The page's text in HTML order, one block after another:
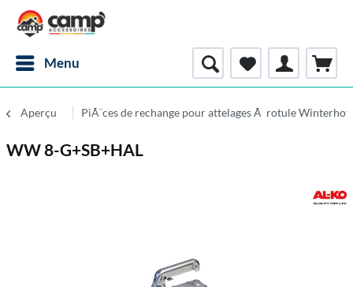
Menu
Aperçu PiÃ¨ces de rechange pour attelages Ã rotule Winterhoff
WW 8-G+SB+HAL